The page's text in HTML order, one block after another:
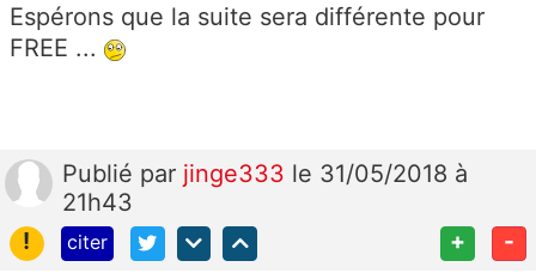
Espérons que la suite sera différente pour
FREE ...
Publié par jinge333 le 31/05/2018 à
21h43
!
citer + -